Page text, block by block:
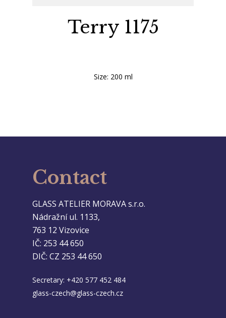
Terry 1175
Size: 200 ml
Contact
GLASS ATELIER MORAVA s.r.o.
Nádražní ul. 1133,
763 12 Vizovice
IČ: 253 44 650
DIČ: CZ 253 44 650
Secretary: +420 577 452 484
glass-czech@glass-czech.cz